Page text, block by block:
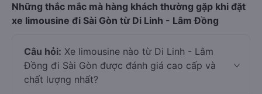
Những thắc mắc mà hàng khách thường gặp khi đặt
xe limousine đi Sài Gòn từ Di Linh - Lâm Đồng
Câu hỏi: Xe limousine nào từ Di Linh - Lâm
Đồng đi Sài Gòn được đánh giá cao cấp và
chất lượng nhất?